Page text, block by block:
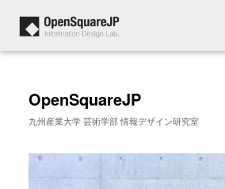
OpenSquareJP
九州産業大学 芸術学部 情報デザイン研究室